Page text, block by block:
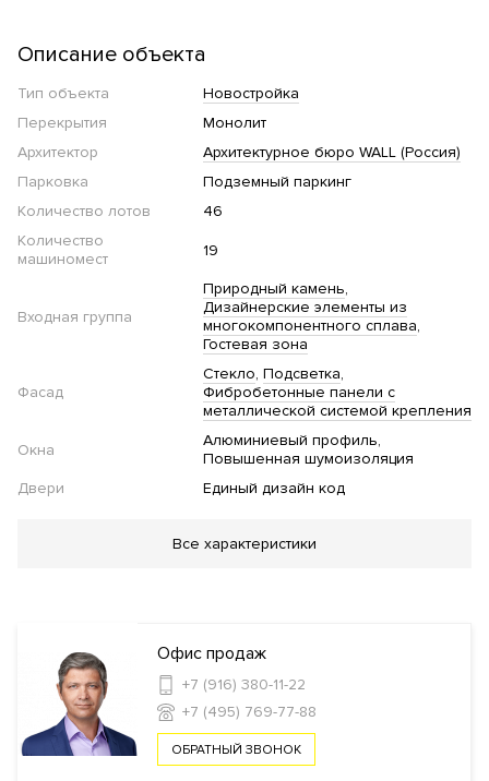
Описание объекта
Тип объекта
Новостройка
Перекрытия
Монолит
Архитектор
Архитектурное бюро WALL (Россия)
Парковка
Подземный паркинг
Количество лотов
46
Количество
машиномест
19
Входная группа
Природный камень
Дизайнерские элементы из
многокомпонентного сплава
Гостевая зона
Фасад
Стекло Подсветка
Фибробетонные панели с
металлической системой крепления
Окна
Алюминиевый профиль
Повышенная шумоизоляция
Двери
Единый дизайн код
Инфраструктура в доме
Салон красоты
Консьерж
сервис
Ресторан Кафе Кондитерская
Все характеристики
Офис продаж
+7 (916) 380-11-22
+7 (495) 769-77-88
ОБРАТНЫЙ ЗВОНОК